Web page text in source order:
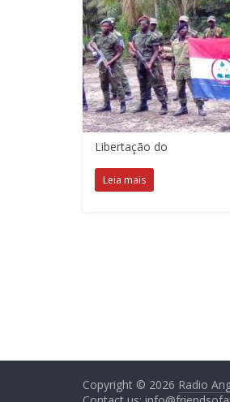
Libertação do
Leia mais
Copyright © 2026 Radio